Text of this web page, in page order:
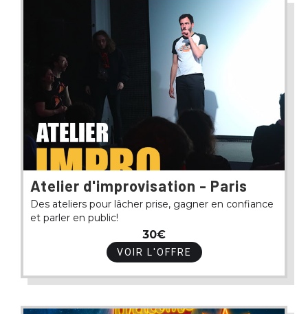
Atelier d'improvisation - Paris
Des ateliers pour lâcher prise, gagner en confiance
et parler en public!
30€
VOIR L'OFFRE